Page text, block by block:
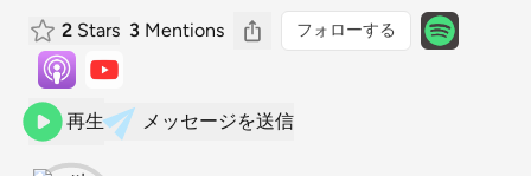
2 Stars 3 Mentions フォローする
再生 メッセージを送信